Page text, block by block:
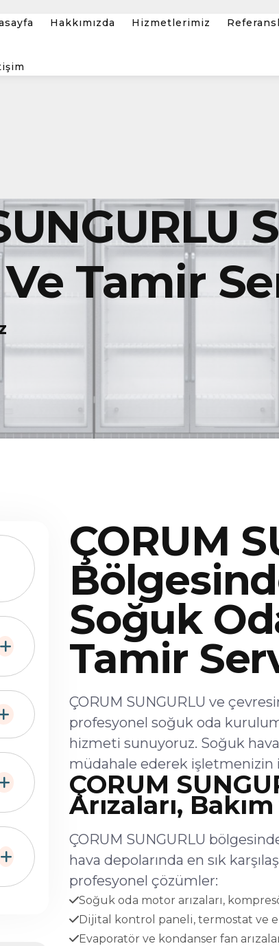
Hakkımızda Hizmetlerimiz
Tamir
ÇORUM
Soğuk
Tamir
ÇORUM SUNGURLU ve
profesyonel soğuk oda
hizmeti sunuyoruz. Soğuk hava
müdahale ederek işletmenizin
ÇORUM
Arızaları,
ÇORUM SUNGURLU
hava depolarında en sık
profesyonel çözümler:
Soğuk oda motor arızaları,
Dijital kontrol paneli, termostat ve
Evaporatör ve kondanser fan